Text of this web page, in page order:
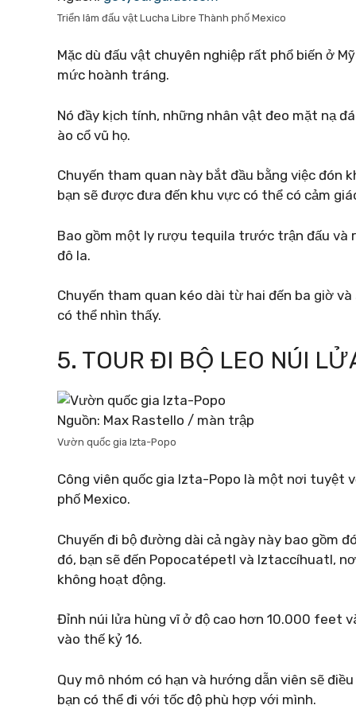
Triển lãm đấu vật Lucha Libre Thành phố Mexico
Mặc dù đấu vật chuyên nghiệp rất phổ biến ở
mức hoành tráng.
Nó đầy kịch tính, những nhân vật đeo mặt nạ
ào cổ vũ họ.
Chuyến tham quan này bắt đầu bằng việc
bạn sẽ được đưa đến khu vực có thể có cảm
Bao gồm một ly rượu tequila trước trận đấu và
đô la.
Chuyến tham quan kéo dài từ hai đến ba giờ
có thể nhìn thấy.
5. TOUR ĐI BỘ LEO NÚI
Nguồn: Max Rastello / màn trập
Vườn quốc gia Izta-Popo
Công viên quốc gia Izta-Popo là một nơi tuyệt
phố Mexico.
Chuyến đi bộ đường dài cả ngày này bao gồm
đó, bạn sẽ đến Popocatépetl và Iztaccíhuatl,
không hoạt động.
Đỉnh núi lửa hùng vĩ ở độ cao hơn 10.000 feet
vào thế kỷ 16.
Quy mô nhóm có hạn và hướng dẫn viên sẽ
bạn có thể đi với tốc độ phù hợp với mình.